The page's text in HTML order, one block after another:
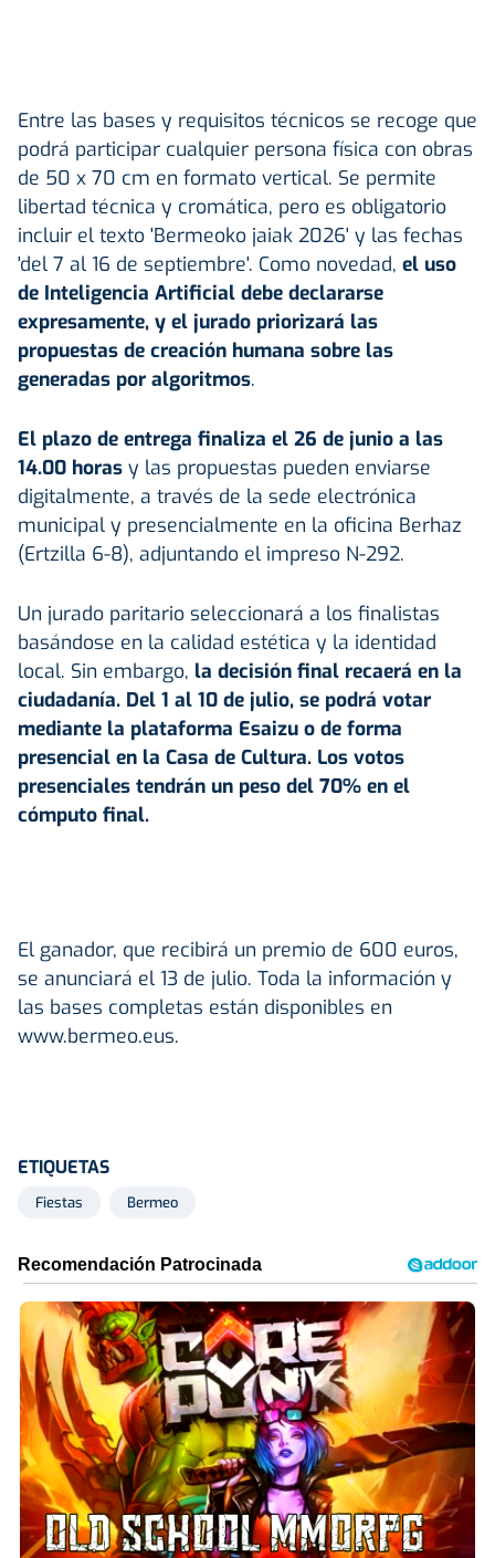
Entre las bases y requisitos técnicos se recoge que
podrá participar cualquier persona física con obras
de 50 x 70 cm en formato vertical. Se permite
libertad técnica y cromática, pero es obligatorio
incluir el texto 'Bermeoko jaiak 2026' y las fechas
'del 7 al 16 de septiembre'. Como novedad, el uso
de Inteligencia Artificial debe declararse
expresamente, y el jurado priorizará las
propuestas de creación humana sobre las
generadas por algoritmos.
El plazo de entrega finaliza el 26 de junio a las
14.00 horas y las propuestas pueden enviarse
digitalmente, a través de la sede electrónica
municipal y presencialmente en la oficina Berhaz
(Ertzilla 6-8), adjuntando el impreso N-292.
Un jurado paritario seleccionará a los finalistas
basándose en la calidad estética y la identidad
local. Sin embargo, la decisión final recaerá en la
ciudadanía. Del 1 al 10 de julio, se podrá votar
mediante la plataforma Esaizu o de forma
presencial en la Casa de Cultura. Los votos
presenciales tendrán un peso del 70% en el
cómputo final.
El ganador, que recibirá un premio de 600 euros,
se anunciará el 13 de julio. Toda la información y
las bases completas están disponibles en
www.bermeo.eus.
ETIQUETAS
Fiestas Bermeo